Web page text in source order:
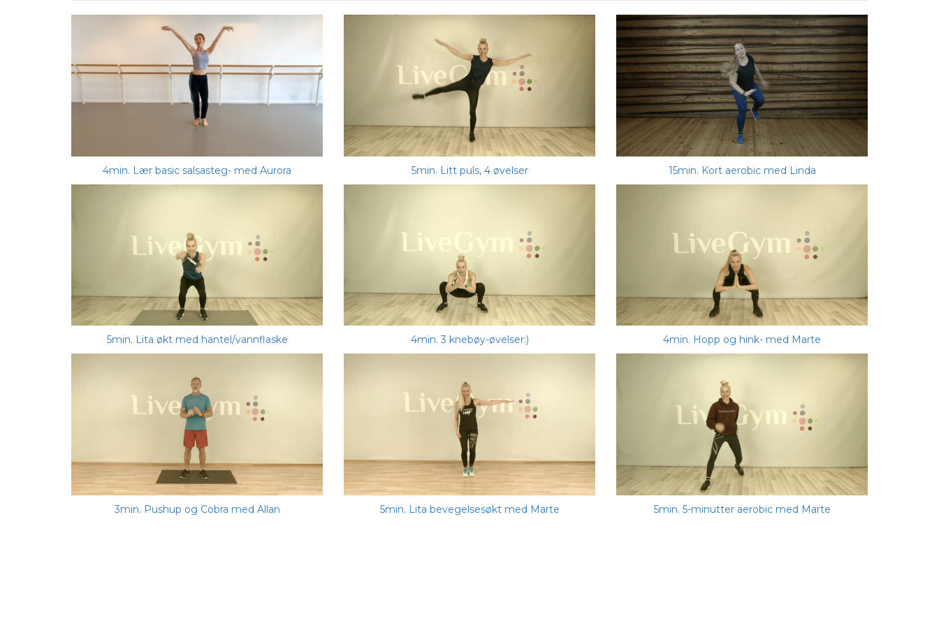
4min. Lær basic salsasteg- med Aurora 5min. Litt puls, 4 øvelser 15min. Kort aerobic med Linda
5min. Lita økt med hantel/vannflaske 4min. 3 knebøy-øvelser:) 4min. Hopp og hink- med Marte
3min. Pushup og Cobra med Allan 5min. Lita bevegelsesøkt med Marte 5min. 5-minutter aerobic med Marte